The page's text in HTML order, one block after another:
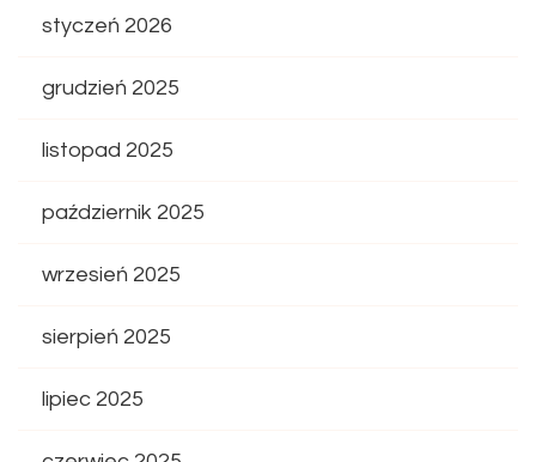
styczeń 2026
grudzień 2025
listopad 2025
październik 2025
wrzesień 2025
sierpień 2025
lipiec 2025